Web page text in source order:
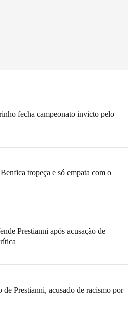
fecha campeonato invicto pelo
tropeça e só empata com o
Prestianni após acusação de
de Prestianni, acusado de racismo por